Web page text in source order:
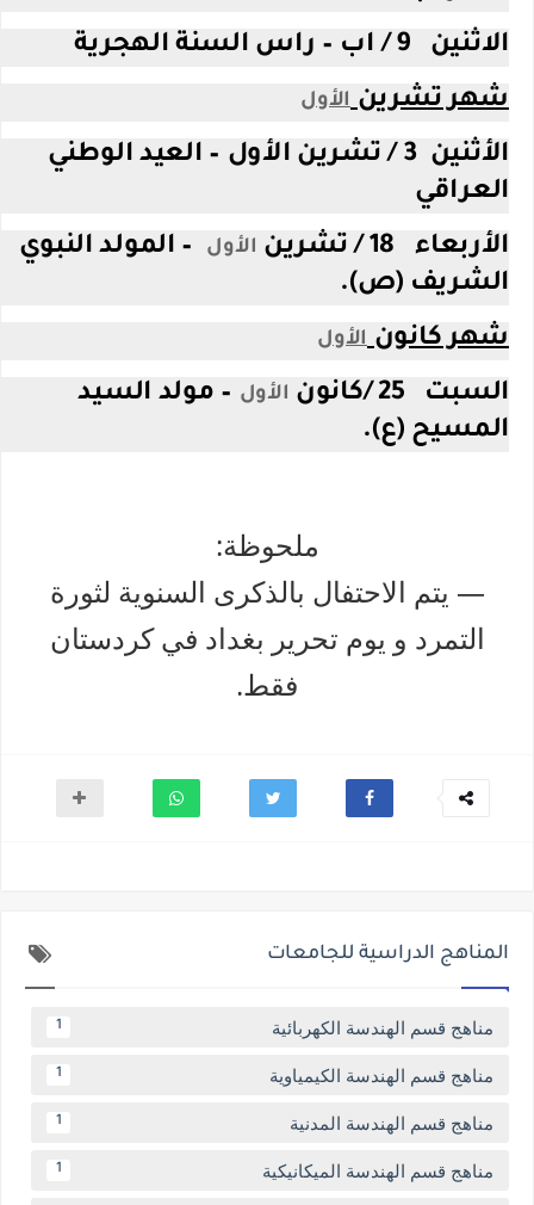
الاثنين 9 / اب – راس السنة الهجرية
شهر تشرينالأول
الأثنين 3 / تشرين الأول – العيد الوطني
العراقي
الأربعاء 18 / تشرين
الأول
– المولد النبوي
الشريف (ص).
شهر كانونالأول
السبت 25 /كانون الأول – مولد السيد
المسيح (ع).
ملحوظة:
— يتم الاحتفال بالذكرى السنوية لثورة
التمرد و يوم تحرير بغداد في كردستان
فقط.
المناهج الدراسية للجامعات
مناهج قسم الهندسة الكهربائية 1
مناهج قسم الهندسة الكيمياوية 1
مناهج قسم الهندسة المدنية 1
مناهج قسم الهندسة الميكانيكية 1